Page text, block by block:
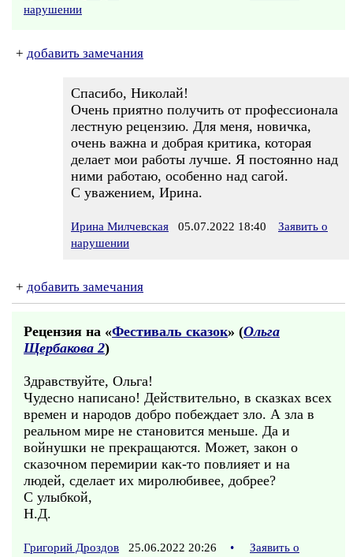
нарушении
+ добавить замечания
Спасибо, Николай!
Очень приятно получить от профессионала
лестную рецензию. Для меня, новичка,
очень важна и добрая критика, которая
делает мои работы лучше. Я постоянно над
ними работаю, особенно над сагой.
С уважением, Ирина.
Ирина Милчевская 05.07.2022 18:40
Заявить о
нарушении
+ добавить замечания
Рецензия на «Фестиваль сказок» (Ольга
Щербакова 2)
Здравствуйте, Ольга!
Чудесно написано! Действительно, в сказках всех
времен и народов добро побеждает зло. А зла в
реальном мире не становится меньше. Да и
войнушки не прекращаются. Может, закон о
сказочном перемирии как-то повлияет и на
людей, сделает их миролюбивее, добрее?
С улыбкой,
Н.Д.
Григорий Дроздов 25.06.2022 20:26 •
Заявить о